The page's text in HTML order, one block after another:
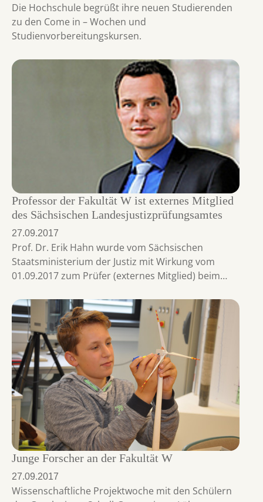
Die Hochschule begrüßt ihre neuen Studierenden
zu den Come in – Wochen und
Studienvorbereitungskursen.
Professor der Fakultät W ist externes Mitglied
des Sächsischen Landesjustizprüfungsamtes
27.09.2017
Prof. Dr. Erik Hahn wurde vom Sächsischen
Staatsministerium der Justiz mit Wirkung vom
01.09.2017 zum Prüfer (externes Mitglied) beim…
Junge Forscher an der Fakultät W
27.09.2017
Wissenschaftliche Projektwoche mit den Schülern